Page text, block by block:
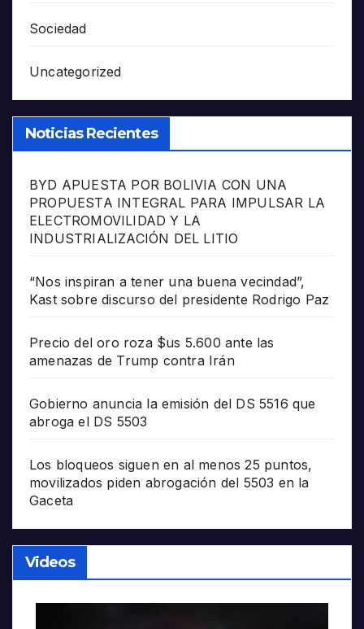
Sociedad
Uncategorized
Noticias Recientes
BYD APUESTA POR BOLIVIA CON UNA
PROPUESTA INTEGRAL PARA IMPULSAR LA
ELECTROMOVILIDAD Y LA
INDUSTRIALIZACIÓN DEL LITIO
“Nos inspiran a tener una buena vecindad”,
Kast sobre discurso del presidente Rodrigo Paz
Precio del oro roza $us 5.600 ante las
amenazas de Trump contra Irán
Gobierno anuncia la emisión del DS 5516 que
abroga el DS 5503
Los bloqueos siguen en al menos 25 puntos,
movilizados piden abrogación del 5503 en la
Gaceta
Videos